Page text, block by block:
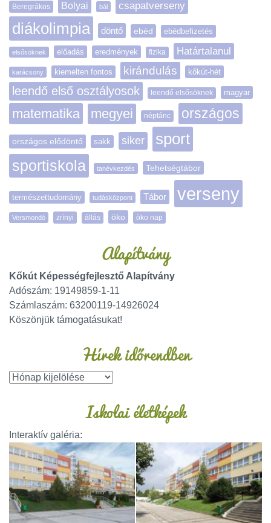
Beregrákos Bolyai bál csapatverseny
diákolimpia döntő ebéd ebédbefizetés
elsősöknek előadás eredmények fizika Határtalanul
karácsony kiemelten fontos kirándulás kőkút-hét
leendő első osztályosok leendő elsősöknek magyar
matematika megyei néptánc országos
országos elődöntő sakk siker sport
sportiskola tanévkezdés Tehetségtábor
természettudomány tudásközpont Tábor verseny
Versmondó zrínyi állás öko öko nap
Alapítvány
Kőkút Képességfejlesztő Alapítvány
Adószám: 19149859-1-11
Számlaszám: 63200119-14926024
Köszönjük támogatásukat!
Hírek időrendben
Iskolai életképek
Interaktív galéria: